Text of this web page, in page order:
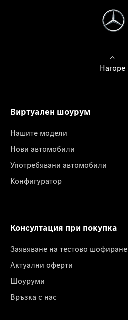
Нагоре
Виртуален шоурум
Нашите модели
Нови автомобили
Употребявани автомобили
Конфигуратор
Консултация при покупка
Заявяване на тестово шофиране
Актуални оферти
Шоуруми
Връзка с нас